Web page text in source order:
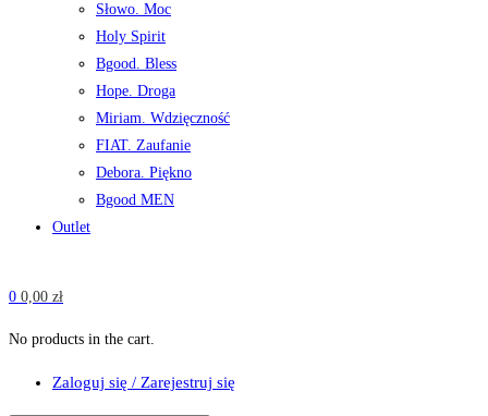
Słowo. Moc
Holy Spirit
Bgood. Bless
Hope. Droga
Miriam. Wdzięczność
FIAT. Zaufanie
Debora. Piękno
Bgood MEN
Outlet
0 0,00 zł
No products in the cart.
Zaloguj się / Zarejestruj się